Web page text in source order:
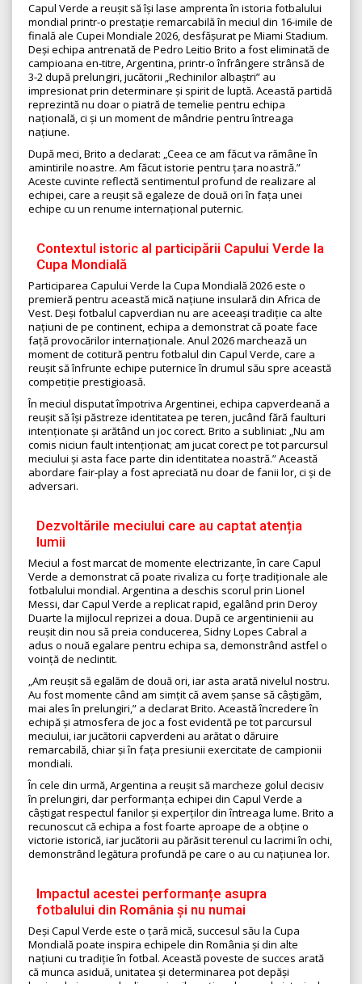
Capul Verde a reușit să își lase amprenta în istoria fotbalului
mondial printr-o prestație remarcabilă în meciul din 16-imile de
finală ale Cupei Mondiale 2026, desfășurat pe Miami Stadium.
Deși echipa antrenată de Pedro Leitio Brito a fost eliminată de
campioana en-titre, Argentina, printr-o înfrângere strânsă de
3-2 după prelungiri, jucătorii „Rechinilor albaștri” au
impresionat prin determinare și spirit de luptă. Această partidă
reprezintă nu doar o piatră de temelie pentru echipa
națională, ci și un moment de mândrie pentru întreaga
națiune.
După meci, Brito a declarat: „Ceea ce am făcut va rămâne în
amintirile noastre. Am făcut istorie pentru țara noastră.”
Aceste cuvinte reflectă sentimentul profund de realizare al
echipei, care a reușit să egaleze de două ori în fața unei
echipe cu un renume internațional puternic.
Contextul istoric al participării Capului Verde la
Cupa Mondială
Participarea Capului Verde la Cupa Mondială 2026 este o
premieră pentru această mică națiune insulară din Africa de
Vest. Deși fotbalul capverdian nu are aceeași tradiție ca alte
națiuni de pe continent, echipa a demonstrat că poate face
față provocărilor internaționale. Anul 2026 marchează un
moment de cotitură pentru fotbalul din Capul Verde, care a
reușit să înfrunte echipe puternice în drumul său spre această
competiție prestigioasă.
În meciul disputat împotriva Argentinei, echipa capverdeană a
reușit să își păstreze identitatea pe teren, jucând fără faulturi
intenționate și arătând un joc corect. Brito a subliniat: „Nu am
comis niciun fault intenționat; am jucat corect pe tot parcursul
meciului și asta face parte din identitatea noastră.” Această
abordare fair-play a fost apreciată nu doar de fanii lor, ci și de
adversari.
Dezvoltările meciului care au captat atenția
lumii
Meciul a fost marcat de momente electrizante, în care Capul
Verde a demonstrat că poate rivaliza cu forțe tradiționale ale
fotbalului mondial. Argentina a deschis scorul prin Lionel
Messi, dar Capul Verde a replicat rapid, egalând prin Deroy
Duarte la mijlocul reprizei a doua. După ce argentinienii au
reușit din nou să preia conducerea, Sidny Lopes Cabral a
adus o nouă egalare pentru echipa sa, demonstrând astfel o
voință de neclintit.
„Am reușit să egalăm de două ori, iar asta arată nivelul nostru.
Au fost momente când am simțit că avem șanse să câștigăm,
mai ales în prelungiri,” a declarat Brito. Această încredere în
echipă și atmosfera de joc a fost evidentă pe tot parcursul
meciului, iar jucătorii capverdeni au arătat o dăruire
remarcabilă, chiar și în fața presiunii exercitate de campionii
mondiali.
În cele din urmă, Argentina a reușit să marcheze golul decisiv
în prelungiri, dar performanța echipei din Capul Verde a
câștigat respectul fanilor și experților din întreaga lume. Brito a
recunoscut că echipa a fost foarte aproape de a obține o
victorie istorică, iar jucătorii au părăsit terenul cu lacrimi în ochi,
demonstrând legătura profundă pe care o au cu națiunea lor.
Impactul acestei performanțe asupra
fotbalului din România și nu numai
Deși Capul Verde este o țară mică, succesul său la Cupa
Mondială poate inspira echipele din România și din alte
națiuni cu tradiție în fotbal. Această poveste de succes arată
că munca asiduă, unitatea și determinarea pot depăși